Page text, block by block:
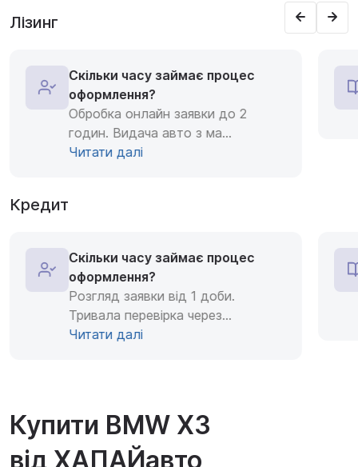
Лізинг
Скільки часу займає процес
оформлення?
Обробка онлайн заявки до 2
годин. Видача авто з ма...
Читати далі
Кредит
Скільки часу займає процес
оформлення?
Розгляд заявки від 1 доби.
Тривала перевірка через...
Читати далі
Купити BMW X3
від ХАПАЙавто